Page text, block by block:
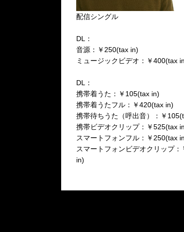
配信シングル
DL：
音源：￥250(tax in)
ミュージックビデオ：￥400(tax
DL：
携帯着うた：￥105(tax in)
携帯着うたフル：￥420(tax in)
携帯待ちうた（呼出音）：￥
携帯ビデオクリップ：￥525(tax
スマートフォンフル：￥250(tax
スマートフォンビデオクリップ
in)